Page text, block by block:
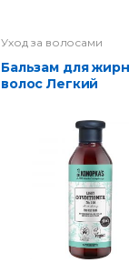
Уход за волосами
Бальзам для жирных
волос Легкий